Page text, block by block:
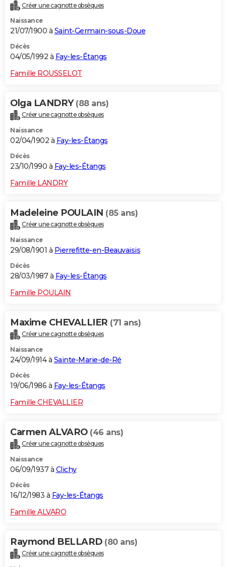
Créer une cagnotte obsèques
Naissance
21/07/1900 à Saint-Germain-sous-Doue
Décès
04/05/1992 à Fay-les-Étangs
Famille ROUSSELOT
Olga LANDRY (88 ans)
Créer une cagnotte obsèques
Naissance
02/04/1902 à Fay-les-Étangs
Décès
23/10/1990 à Fay-les-Étangs
Famille LANDRY
Madeleine POULAIN (85 ans)
Créer une cagnotte obsèques
Naissance
29/08/1901 à Pierrefitte-en-Beauvaisis
Décès
28/03/1987 à Fay-les-Étangs
Famille POULAIN
Maxime CHEVALLIER (71 ans)
Créer une cagnotte obsèques
Naissance
24/09/1914 à Sainte-Marie-de-Ré
Décès
19/06/1986 à Fay-les-Étangs
Famille CHEVALLIER
Carmen ALVARO (46 ans)
Créer une cagnotte obsèques
Naissance
06/09/1937 à Clichy
Décès
16/12/1983 à Fay-les-Étangs
Famille ALVARO
Raymond BELLARD (80 ans)
Créer une cagnotte obsèques